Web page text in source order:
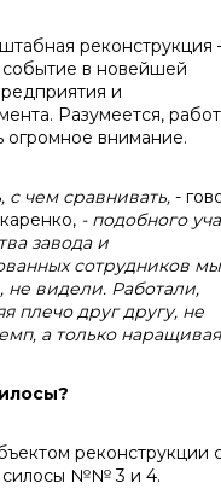
реконструкция
в новейшей
и
Разумеется,
огромное внимание.
с чем сравнивать, -
- подобного
завода и
сотрудников
не видели. Работали,
плечо друг другу, не
а только
реконструкции
силосы №№ 3 и 4.